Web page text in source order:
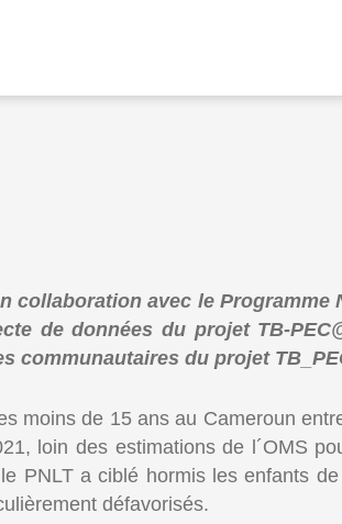
collaboration avec le
de données du projet TB-
du projet
moins de 15 ans au Cameroun
loin des estimations de l´OMS
PNLT a ciblé hormis les enfants
défavorisés.